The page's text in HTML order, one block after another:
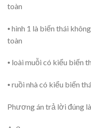
toàn
⦁ hình 1 là biến thái
toàn
⦁ loài muỗi có kiểu biến
⦁ ruồi nhà có kiểu biến
Phương án trả lời đúng